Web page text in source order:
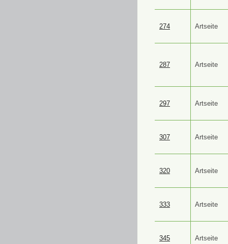
274 Artseite
287 Artseite
297 Artseite
307 Artseite
320 Artseite
333 Artseite
345 Artseite